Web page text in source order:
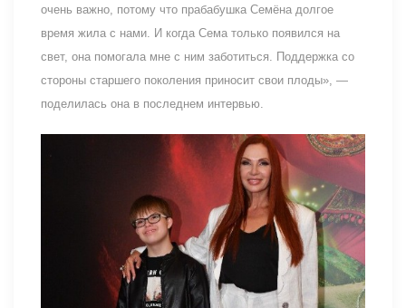
очень важно, потому что прабабушка Семёна долгое
время жила с нами. И когда Сема только появился на
свет, она помогала мне с ним заботиться. Поддержка со
стороны старшего поколения приносит свои плоды», —
поделилась она в последнем интервью.